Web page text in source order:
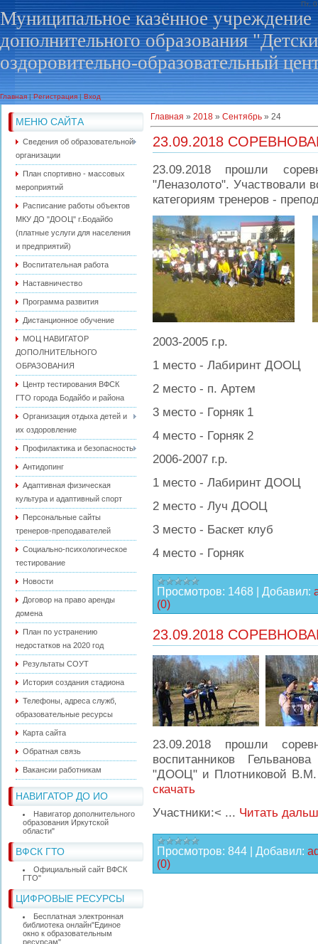
Пт,
Муниципальное казённое учреждение
дополнительного образования
оздоровительно-образовательный
Главная|Регистрация|Вход
МЕНЮ САЙТА
Сведения об образовательной
организации
План спортивно - массовых
мероприятий
Расписание работы объектов
МКУ ДО "ДООЦ" г.Бодайбо
(платные услуги для населения
и предприятий)
Воспитательная работа
Наставничество
Программа развития
Дистанционное обучение
МОЦ НАВИГАТОР
ДОПОЛНИТЕЛЬНОГО
ОБРАЗОВАНИЯ
Центр тестирования ВФСК
ГТО города Бодайбо и района
Организация отдыха детей и
их оздоровление
Профилактика и безопасность
Антидопинг
Адаптивная физическая
культура и адаптивный спорт
Персональные сайты
тренеров-преподавателей
Социально-психологическое
тестирование
Новости
Договор на право аренды
домена
План по устранению
недостатков на 2020 год
Результаты СОУТ
История создания стадиона
Телефоны, адреса служб,
образовательные ресурсы
Карта сайта
Обратная связь
Вакансии работникам
НАВИГАТОР ДО ИО
Навигатор дополнительного
образования Иркутской
области"
ВФСК ГТО
Официальный сайт ВФСК
ГТО"
ЦИФРОВЫЕ РЕСУРСЫ
Бесплатная электронная
библиотека онлайн"Единое
окно к образовательным
ресурсам"
Главная » 2018 » Сентябрь » 24
23.09.2018
23.09.2018 прошли
"Леназолото". Участвовали
категориям тренеров -
2003-2005 г.р.
1 место - Лабиринт ДООЦ
2 место - п. Артем
3 место - Горняк 1
4 место - Горняк 2
2006-2007 г.р.
1 место - Лабиринт ДООЦ
2 место - Луч ДООЦ
3 место - Баскет клуб
4 место - Горняк
Просмотров: 1468 Добавил:
(0)
23.09.2018
23.09.2018 прошли
воспитанников
"ДООЦ" и Плотниковой
скачать
Участники:< ... Читать
Просмотров: 844 Добавил:
(0)